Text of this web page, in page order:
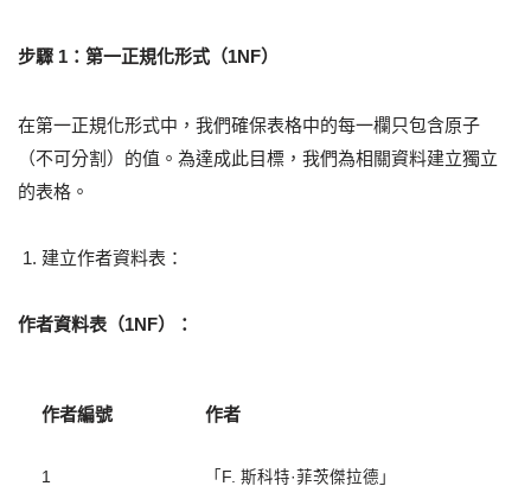
步驟 1：第一正規化形式（1NF）
在第一正規化形式中，我們確保表格中的每一欄只包含原子
（不可分割）的值。為達成此目標，我們為相關資料建立獨立
的表格。
建立作者資料表：
作者資料表（1NF）：
作者編號 作者
1 「F. 斯科特·菲茨傑拉德」